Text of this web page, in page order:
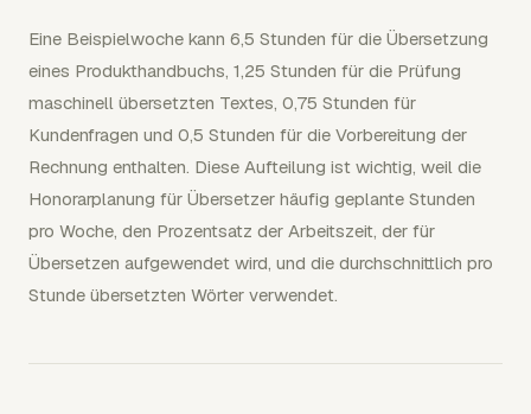
Eine Beispielwoche kann 6,5 Stunden für die Übersetzung
eines Produkthandbuchs, 1,25 Stunden für die Prüfung
maschinell übersetzten Textes, 0,75 Stunden für
Kundenfragen und 0,5 Stunden für die Vorbereitung der
Rechnung enthalten. Diese Aufteilung ist wichtig, weil die
Honorarplanung für Übersetzer häufig geplante Stunden
pro Woche, den Prozentsatz der Arbeitszeit, der für
Übersetzen aufgewendet wird, und die durchschnittlich pro
Stunde übersetzten Wörter verwendet.